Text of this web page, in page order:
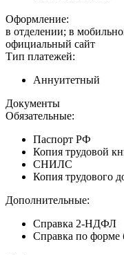
Оформление:
в отделении; в
официальный сайт
Тип платежей:
Аннуитетный
Документы
Обязательные:
Паспорт РФ
Копия трудовой
СНИЛС
Копия трудового
Дополнительные:
Справка 2-НДФЛ
Справка по форме